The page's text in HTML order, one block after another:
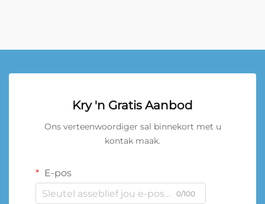
Kry 'n Gratis Aanbod
Ons verteenwoordiger sal binnekort met u
kontak maak.
E-pos
0/100